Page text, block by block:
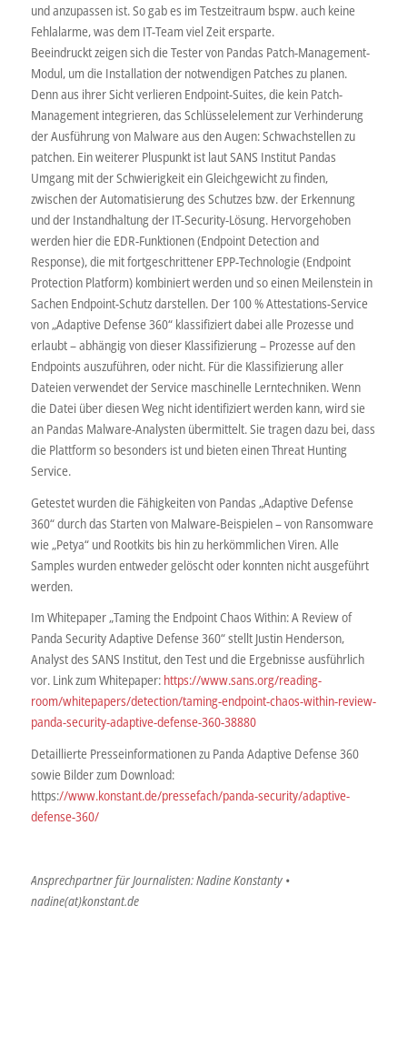
und anzupassen ist. So gab es im Testzeitraum bspw. auch keine
Fehlalarme, was dem IT-Team viel Zeit ersparte.
Beeindruckt zeigen sich die Tester von Pandas Patch-Management-
Modul, um die Installation der notwendigen Patches zu planen.
Denn aus ihrer Sicht verlieren Endpoint-Suites, die kein Patch-
Management integrieren, das Schlüsselelement zur Verhinderung
der Ausführung von Malware aus den Augen: Schwachstellen zu
patchen. Ein weiterer Pluspunkt ist laut SANS Institut Pandas
Umgang mit der Schwierigkeit ein Gleichgewicht zu finden,
zwischen der Automatisierung des Schutzes bzw. der Erkennung
und der Instandhaltung der IT-Security-Lösung. Hervorgehoben
werden hier die EDR-Funktionen (Endpoint Detection and
Response), die mit fortgeschrittener EPP-Technologie (Endpoint
Protection Platform) kombiniert werden und so einen Meilenstein in
Sachen Endpoint-Schutz darstellen. Der 100 % Attestations-Service
von „Adaptive Defense 360“ klassifiziert dabei alle Prozesse und
erlaubt – abhängig von dieser Klassifizierung – Prozesse auf den
Endpoints auszuführen, oder nicht. Für die Klassifizierung aller
Dateien verwendet der Service maschinelle Lerntechniken. Wenn
die Datei über diesen Weg nicht identifiziert werden kann, wird sie
an Pandas Malware-Analysten übermittelt. Sie tragen dazu bei, dass
die Plattform so besonders ist und bieten einen Threat Hunting
Service.
Getestet wurden die Fähigkeiten von Pandas „Adaptive Defense
360“ durch das Starten von Malware-Beispielen – von Ransomware
wie „Petya“ und Rootkits bis hin zu herkömmlichen Viren. Alle
Samples wurden entweder gelöscht oder konnten nicht ausgeführt
werden.
Im Whitepaper „Taming the Endpoint Chaos Within: A Review of
Panda Security Adaptive Defense 360“ stellt Justin Henderson,
Analyst des SANS Institut, den Test und die Ergebnisse ausführlich
vor. Link zum Whitepaper: https://www.sans.org/reading-
room/whitepapers/detection/taming-endpoint-chaos-within-review-
panda-security-adaptive-defense-360-38880
Detaillierte Presseinformationen zu Panda Adaptive Defense 360
sowie Bilder zum Download:
https://www.konstant.de/pressefach/panda-security/adaptive-
defense-360/
Ansprechpartner für Journalisten: Nadine Konstanty •
nadine(at)konstant.de